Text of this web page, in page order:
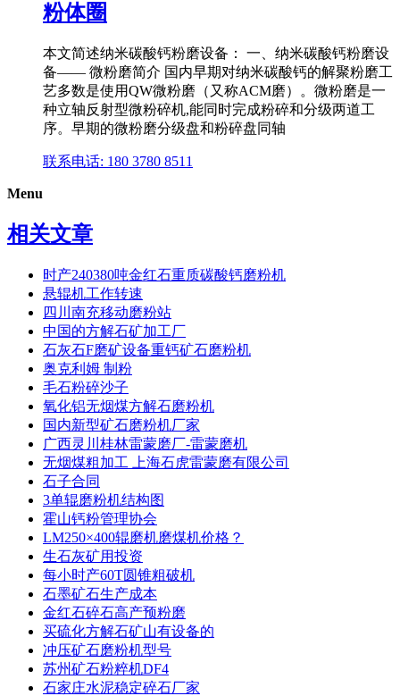
粉体圈
本文简述纳米碳酸钙粉磨设备： 一、纳米碳酸钙粉磨设
备—— 微粉磨简介 国内早期对纳米碳酸钙的解聚粉磨工
艺多数是使用QW微粉磨（又称ACM磨）。微粉磨是一
种立轴反射型微粉碎机,能同时完成粉碎和分级两道工
序。早期的微粉磨分级盘和粉碎盘同轴
联系电话: 180 3780 8511
Menu
相关文章
时产240380吨金红石重质碳酸钙磨粉机
悬辊机工作转速
四川南充移动磨粉站
中国的方解石矿加工厂
石灰石F磨矿设备重钙矿石磨粉机
奥克利姆 制粉
毛石粉碎沙子
氧化铝无烟煤方解石磨粉机
国内新型矿石磨粉机厂家
广西灵川桂林雷蒙磨厂-雷蒙磨机
无烟煤粗加工 上海石虎雷蒙磨有限公司
石子合同
3单辊磨粉机结构图
霍山钙粉管理协会
LM250×400辊磨机磨煤机价格？
生石灰矿用投资
每小时产60T圆锥粗破机
石墨矿石生产成本
金红石碎石高产预粉磨
买硫化方解石矿山有设备的
冲压矿石磨粉机型号
苏州矿石粉粹机DF4
石家庄水泥稳定碎石厂家